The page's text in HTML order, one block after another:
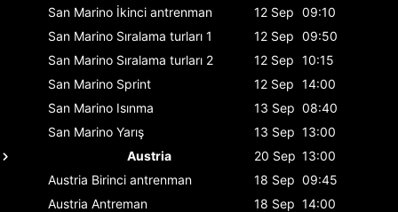
San Marino İkinci antrenman 12 Sep 09:10
San Marino Sıralama turları 1 12 Sep 09:50
San Marino Sıralama turları 2 12 Sep 10:15
San Marino Sprint 12 Sep 14:00
San Marino Isınma 13 Sep 08:40
San Marino Yarış 13 Sep 13:00
Austria
20 Sep 13:00
Austria Birinci antrenman 18 Sep 09:45
Austria Antreman 18 Sep 14:00